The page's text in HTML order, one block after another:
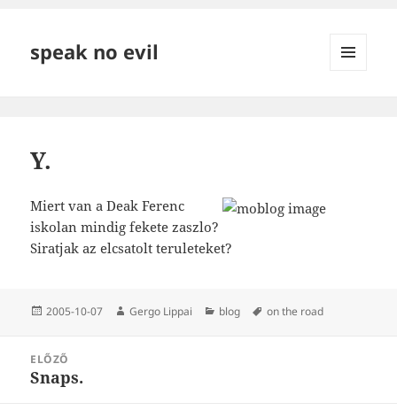
speak no evil
Y.
Miert van a Deak Ferenc
iskolan mindig fekete zaszlo?
Siratjak az elcsatolt teruleteket?
Közzétéve
2005-10-07 Szerző
Gergo Lippai Kategória
blog Címke
on the road
navigáció
ELŐZŐ
Korábbi
Snaps.